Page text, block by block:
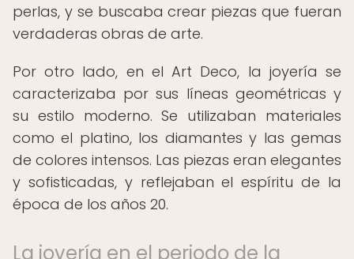
perlas, y se buscaba crear piezas que fueran
verdaderas obras de arte.
Por otro lado, en el Art Deco, la joyería se
caracterizaba por sus líneas geométricas y
su estilo moderno. Se utilizaban materiales
como el platino, los diamantes y las gemas
de colores intensos. Las piezas eran elegantes
y sofisticadas, y reflejaban el espíritu de la
época de los años 20.
La joyería en el periodo de la